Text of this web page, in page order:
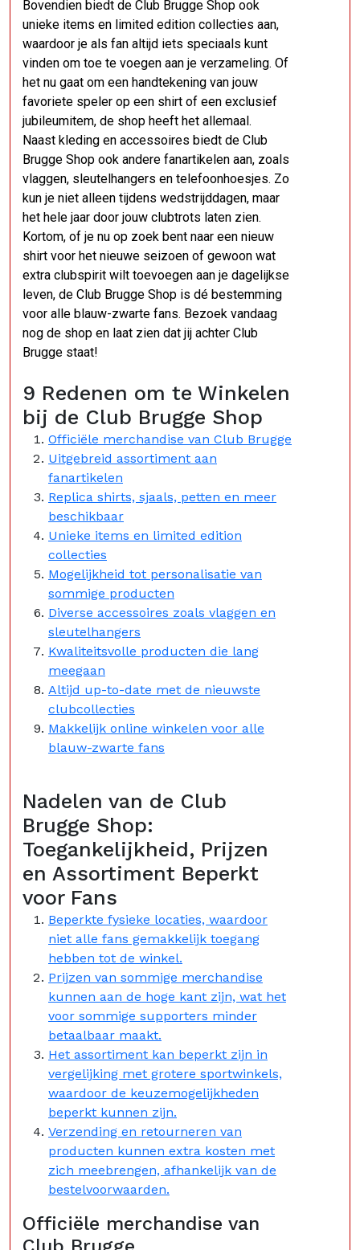
Bovendien biedt de Club Brugge Shop ook
unieke items en limited edition collecties aan,
waardoor je als fan altijd iets speciaals kunt
vinden om toe te voegen aan je verzameling. Of
het nu gaat om een handtekening van jouw
favoriete speler op een shirt of een exclusief
jubileumitem, de shop heeft het allemaal.
Naast kleding en accessoires biedt de Club
Brugge Shop ook andere fanartikelen aan, zoals
vlaggen, sleutelhangers en telefoonhoesjes. Zo
kun je niet alleen tijdens wedstrijddagen, maar
het hele jaar door jouw clubtrots laten zien.
Kortom, of je nu op zoek bent naar een nieuw
shirt voor het nieuwe seizoen of gewoon wat
extra clubspirit wilt toevoegen aan je dagelijkse
leven, de Club Brugge Shop is dé bestemming
voor alle blauw-zwarte fans. Bezoek vandaag
nog de shop en laat zien dat jij achter Club
Brugge staat!
9 Redenen om te Winkelen
bij de Club Brugge Shop
Officiële merchandise van Club Brugge
Uitgebreid assortiment aan
fanartikelen
Replica shirts, sjaals, petten en meer
beschikbaar
Unieke items en limited edition
collecties
Mogelijkheid tot personalisatie van
sommige producten
Diverse accessoires zoals vlaggen en
sleutelhangers
Kwaliteitsvolle producten die lang
meegaan
Altijd up-to-date met de nieuwste
clubcollecties
Makkelijk online winkelen voor alle
blauw-zwarte fans
Nadelen van de Club
Brugge Shop:
Toegankelijkheid, Prijzen
en Assortiment Beperkt
voor Fans
Beperkte fysieke locaties, waardoor
niet alle fans gemakkelijk toegang
hebben tot de winkel.
Prijzen van sommige merchandise
kunnen aan de hoge kant zijn, wat het
voor sommige supporters minder
betaalbaar maakt.
Het assortiment kan beperkt zijn in
vergelijking met grotere sportwinkels,
waardoor de keuzemogelijkheden
beperkt kunnen zijn.
Verzending en retourneren van
producten kunnen extra kosten met
zich meebrengen, afhankelijk van de
bestelvoorwaarden.
Officiële merchandise van